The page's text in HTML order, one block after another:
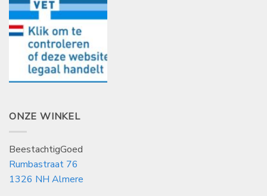
ONZE WINKEL
BeestachtigGoed
Rumbastraat 76
1326 NH Almere